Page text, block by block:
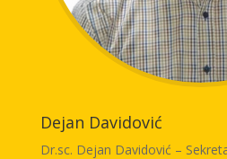
inovacije u industriji i podržao
javnog i privatnog sektora u
katastrofe.
Dejan Davidović
Dr.sc. Dejan Davidović –